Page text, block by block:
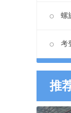
螺
考
推